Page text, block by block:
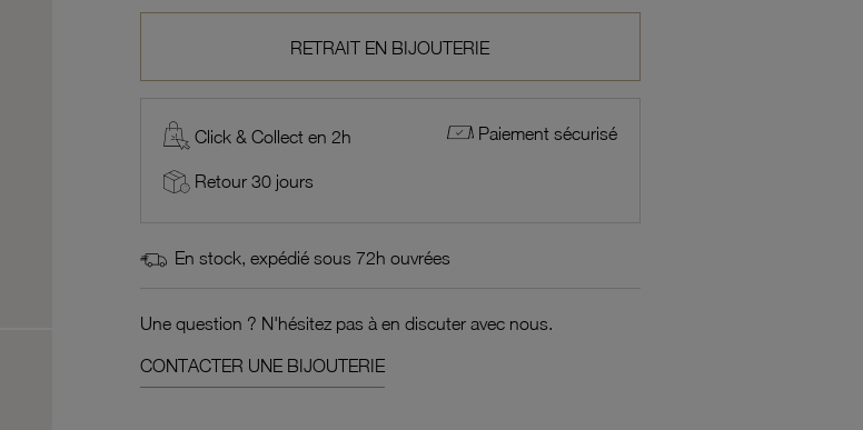
RETRAIT EN BIJOUTERIE
Click & Collect en 2h Paiement sécurisé
Retour 30 jours
En stock, expédié sous 72h ouvrées
Une question ? N'hésitez pas à en discuter avec nous.
CONTACTER UNE BIJOUTERIE